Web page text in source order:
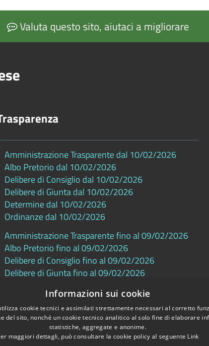
Valuta questo sito, aiutaci a migliorare
Amministrazione Trasparente dal 10/02/2026
Albo Pretorio dal 10/02/2026
Delibere di Consiglio dal 10/02/2026
Delibere di Giunta dal 10/02/2026
Determine dal 10/02/2026
Ordinanze dal 10/02/2026
Amministrazione Trasparente fino al 09/02/2026
Albo Pretorio fino al 09/02/2026
Delibere di Consiglio fino al 09/02/2026
Delibere di Giunta fino al 09/02/2026
Ordinanze fino al 09/02/2026
Informazioni sui cookie
cookie tecnici e assimilati strettamente necessari al corretto
del sito, nonché un cookie tecnico analitico al solo fine di elaborare
statistiche, aggregate e anonime.
maggiori dettagli, può consultare la cookie policy al seguente Link